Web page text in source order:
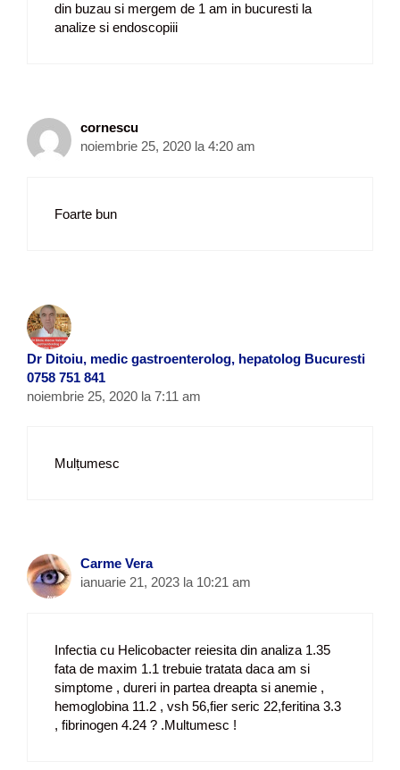
din buzau si mergem de 1 am in bucuresti la
analize si endoscopiii
cornescu
noiembrie 25, 2020 la 4:20 am
Foarte bun
Dr Ditoiu, medic gastroenterolog, hepatolog Bucuresti
0758 751 841
noiembrie 25, 2020 la 7:11 am
Mulțumesc
Carme Vera
ianuarie 21, 2023 la 10:21 am
Infectia cu Helicobacter reiesita din analiza 1.35
fata de maxim 1.1 trebuie tratata daca am si
simptome , dureri in partea dreapta si anemie ,
hemoglobina 11.2 , vsh 56,fier seric 22,feritina 3.3
, fibrinogen 4.24 ? .Multumesc !